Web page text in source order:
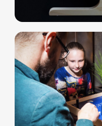
Уникальные
Флипбук-студия
ИИ фотобудка
Фотомагниты
Стерео фото
Силомер
Гонки на робошарах